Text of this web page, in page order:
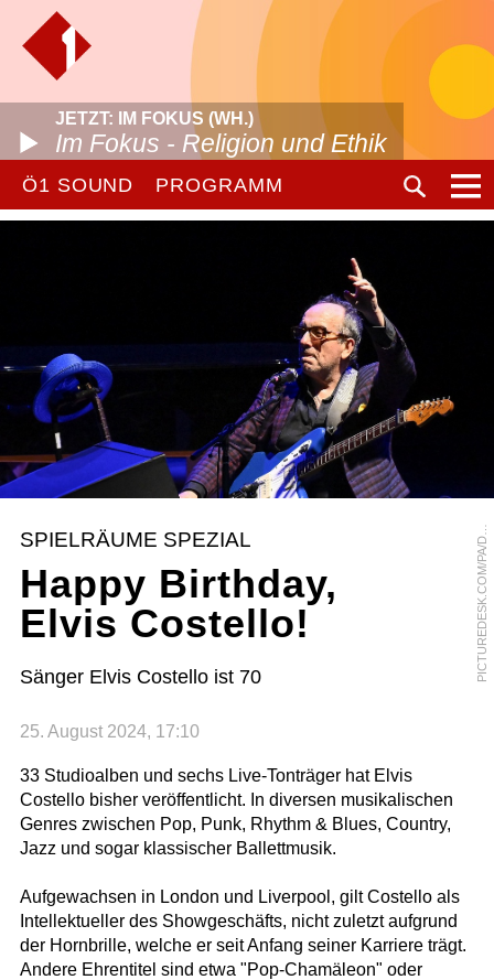
JETZT: IM FOKUS (WH.)
Im Fokus - Religion und Ethik
Ö1 SOUND PROGRAMM
P
I
C
T
U
R
E
D
E
S
K
.
C
O
M
/
P
A
/
D
O
M
E
N
I
C
O
C
I
P
P
I
T
E
L
L
I
SPIELRÄUME SPEZIAL
Happy Birthday,
Elvis Costello!
Sänger Elvis Costello ist 70
25. August 2024, 17:10
33 Studioalben und sechs Live-Tonträger hat Elvis
Costello bisher veröffentlicht. In diversen musikalischen
Genres zwischen Pop, Punk, Rhythm & Blues, Country,
Jazz und sogar klassischer Ballettmusik.
Aufgewachsen in London und Liverpool, gilt Costello als
Intellektueller des Showgeschäfts, nicht zuletzt aufgrund
der Hornbrille, welche er seit Anfang seiner Karriere trägt.
Andere Ehrentitel sind etwa "Pop-Chamäleon" oder